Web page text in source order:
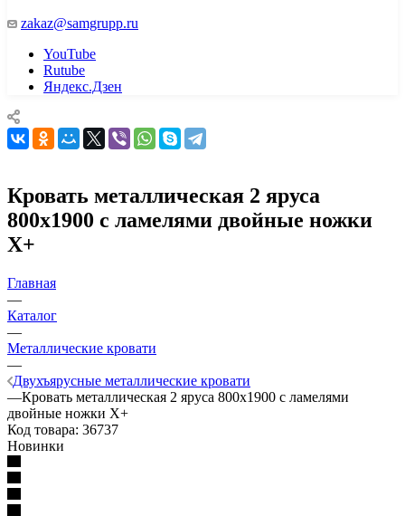
zakaz@samgrupp.ru
YouTube
Rutube
Яндекс.Дзен
Кровать металлическая 2 яруса
800х1900 с ламелями двойные ножки
Х+
Главная
—
Каталог
—
Металлические кровати
—
Двухъярусные металлические кровати
—Кровать металлическая 2 яруса 800х1900 с ламелями
двойные ножки Х+
Код товара: 36737
Новинки